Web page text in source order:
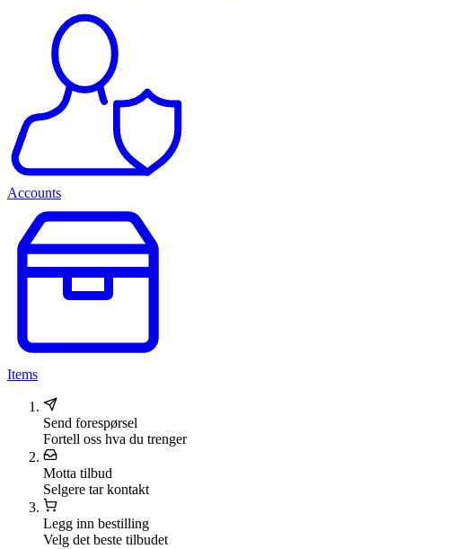
Accounts
Items
Send forespørsel
Fortell oss hva du trenger
Motta tilbud
Selgere tar kontakt
Legg inn bestilling
Velg det beste tilbudet